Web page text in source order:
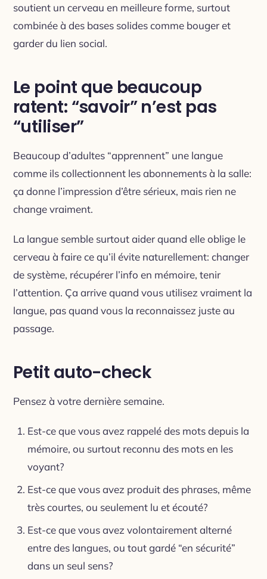
soutient un cerveau en meilleure forme, surtout
combinée à des bases solides comme bouger et
garder du lien social.
Le point que beaucoup
ratent: “savoir” n’est pas
“utiliser”
Beaucoup d’adultes “apprennent” une langue
comme ils collectionnent les abonnements à la salle:
ça donne l’impression d’être sérieux, mais rien ne
change vraiment.
La langue semble surtout aider quand elle oblige le
cerveau à faire ce qu’il évite naturellement: changer
de système, récupérer l’info en mémoire, tenir
l’attention. Ça arrive quand vous utilisez vraiment la
langue, pas quand vous la reconnaissez juste au
passage.
Petit auto-check
Pensez à votre dernière semaine.
Est-ce que vous avez rappelé des mots depuis la
mémoire, ou surtout reconnu des mots en les
voyant?
Est-ce que vous avez produit des phrases, même
très courtes, ou seulement lu et écouté?
Est-ce que vous avez volontairement alterné
entre des langues, ou tout gardé “en sécurité”
dans un seul sens?